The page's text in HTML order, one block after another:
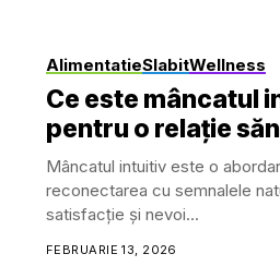
AlimentatieSlabitWellness
Ce este mâncatul
pentru o relație
Mâncatul intuitiv este o
reconectarea cu semnalele
satisfacție și nevoi...
FEBRUARIE 13, 2026